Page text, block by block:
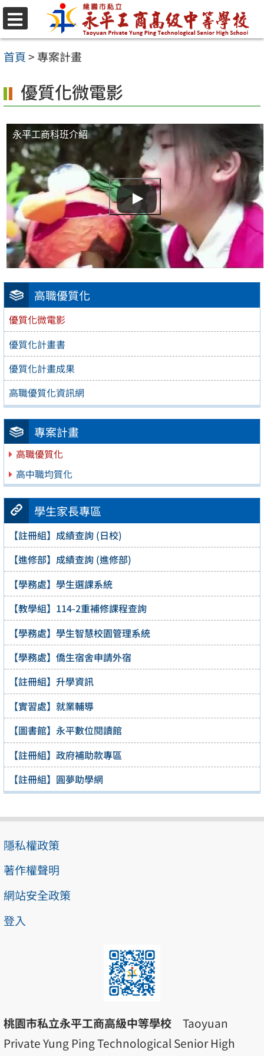
跳
至
主
內
容
首頁>專案計畫
高職優質化
優質化微電影
優質化計畫書
優質化計畫成果
高職優質化資訊網
專案計畫
高職優質化
高中職均質化
學生家長專區
【註冊組】成績查詢 (日校)
【進修部】成績查詢 (進修部)
【學務處】學生選課系統
【教學組】114-2重補修課程查詢
【學務處】學生智慧校園管理系統
【學務處】僑生宿舍申請外宿
【註冊組】升學資訊
【實習處】就業輔導
【圖書館】永平數位閱讀館
【註冊組】政府補助款專區
【註冊組】圓夢助學網
優質化微電影
永平工商科班介紹
隱私權政策
著作權聲明
網站安全政策
登入
桃園市私立永平工商高級中等學校 Taoyuan
Private Yung Ping Technological Senior High
選
單